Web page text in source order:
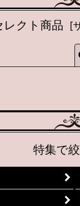
レクト商品 [
絞り
特集で